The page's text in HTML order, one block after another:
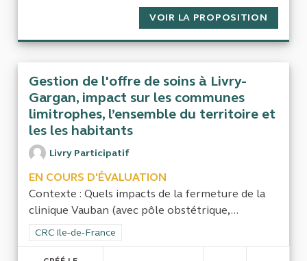
VOIR LA PROPOSITION
Gestion de l'offre de soins à Livry-
Gargan, impact sur les communes
limitrophes, l’ensemble du territoire et
les les habitants
Livry Participatif
EN COURS D'ÉVALUATION
Contexte : Quels impacts de la fermeture de la
clinique Vauban (avec pôle obstétrique,...
Filtrer les résultats de la catégorie : CRC Ile-de-France
CRC Ile-de-France